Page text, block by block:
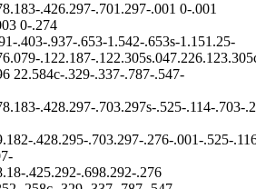
.426.297-.701.297-.001 0-.001
0-.274
.403-.937-.653-1.542-.653s-1.151.25-
.122.187-
22.584c-.329-.337-.787-.547-
.428.297-.703.297s-.525-.114-.703-
.428.295-.703.297-.276-.001-.525-
.425.292-.698.292-.276